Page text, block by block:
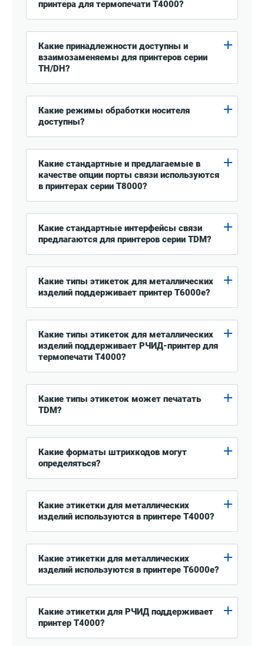
принтера для термопечати T4000?
Какие принадлежности доступны и
взаимозаменяемы для принтеров серии
TH/DH?
Какие режимы обработки носителя
доступны?
Какие стандартные и предлагаемые в
качестве опции порты связи используются
в принтерах серии T8000?
Какие стандартные интерфейсы связи
предлагаются для принтеров серии TDM?
Какие типы этикеток для металлических
изделий поддерживает принтер T6000e?
Какие типы этикеток для металлических
изделий поддерживает РЧИД-принтер для
термопечати T4000?
Какие типы этикеток может печатать
TDM?
Какие форматы штрихкодов могут
определяться?
Какие этикетки для металлических
изделий используются в принтере T4000?
Какие этикетки для металлических
изделий используются в принтере T6000e?
Какие этикетки для РЧИД поддерживает
принтер T4000?